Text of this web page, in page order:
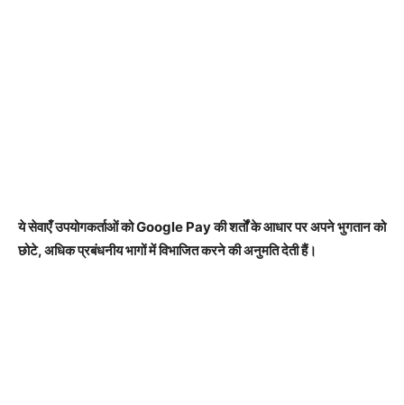
ये सेवाएँ उपयोगकर्ताओं को Google Pay की शर्तों के आधार पर अपने भुगतान को
छोटे, अधिक प्रबंधनीय भागों में विभाजित करने की अनुमति देती हैं।